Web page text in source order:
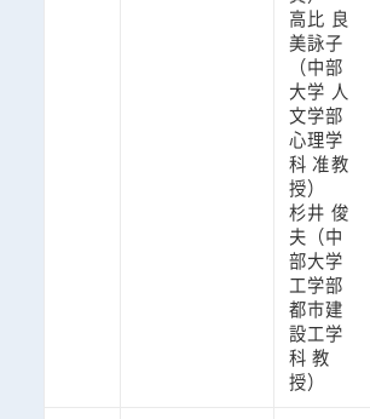
高比 良
美詠子
（中部
大学 人
文学部
心理学
科 准教
授）
杉井 俊
夫（中
部大学
工学部
都市建
設工学
科 教
授）